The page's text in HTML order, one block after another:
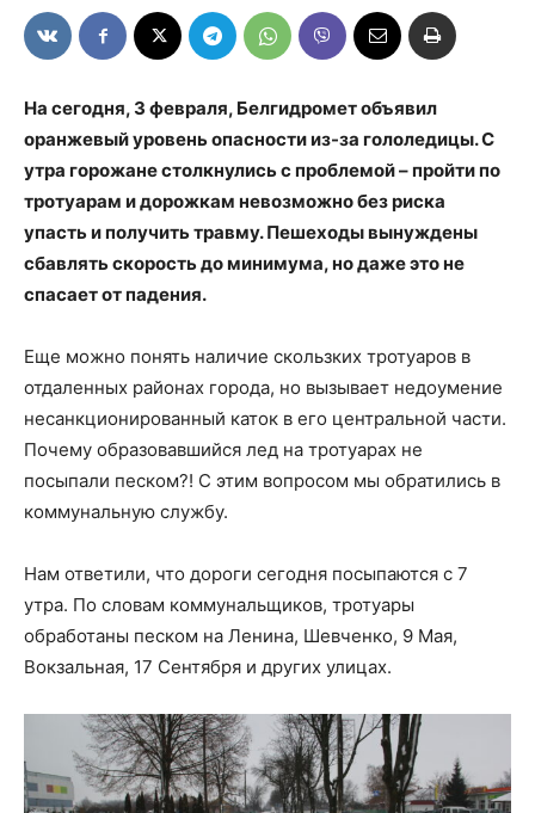
На сегодня, 3 февраля, Белгидромет объявил
оранжевый уровень опасности из-за гололедицы. С
утра горожане столкнулись с проблемой – пройти по
тротуарам и дорожкам невозможно без риска
упасть и получить травму. Пешеходы вынуждены
сбавлять скорость до минимума, но даже это не
спасает от падения.
Еще можно понять наличие скользких тротуаров в
отдаленных районах города, но вызывает недоумение
несанкционированный каток в его центральной части.
Почему образовавшийся лед на тротуарах не
посыпали песком?! С этим вопросом мы обратились в
коммунальную службу.
Нам ответили, что дороги сегодня посыпаются с 7
утра. По словам коммунальщиков, тротуары
обработаны песком на Ленина, Шевченко, 9 Мая,
Вокзальная, 17 Сентября и других улицах.